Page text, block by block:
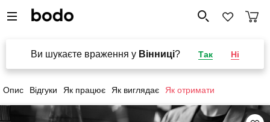
Ви шукаєте враження у Вінниці? Так Ні
Опис Відгуки Як працює Як виглядає Як отримати